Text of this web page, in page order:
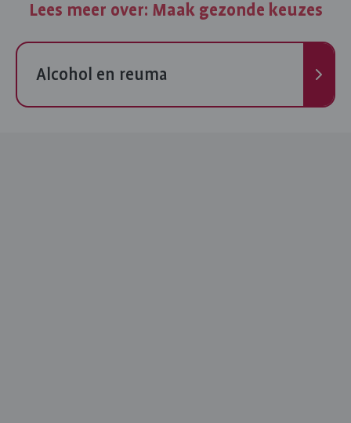
Lees meer over: Maak gezonde keuzes
Volgende
Alcohol en reuma